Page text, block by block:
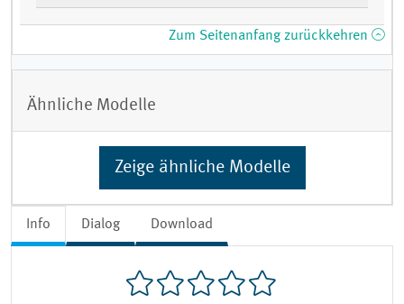
Info Dialog Download
Zum Seitenanfang zurückkehren
Ähnliche Modelle
Zeige ähnliche Modelle